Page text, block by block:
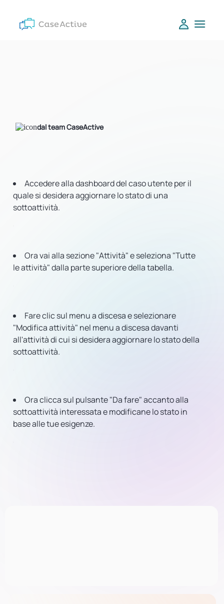
dal team CaseActive
Accedere alla dashboard del caso utente per il
quale si desidera aggiornare lo stato di una
sottoattività.
Ora vai alla sezione "Attività" e seleziona "Tutte
le attività" dalla parte superiore della tabella.
Fare clic sul menu a discesa e selezionare
"Modifica attività" nel menu a discesa davanti
all'attività di cui si desidera aggiornare lo stato della
sottoattività.
Ora clicca sul pulsante "Da fare" accanto alla
sottoattività interessata e modificane lo stato in
base alle tue esigenze.